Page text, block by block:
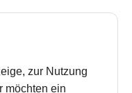
zur Nutzung
möchten ein